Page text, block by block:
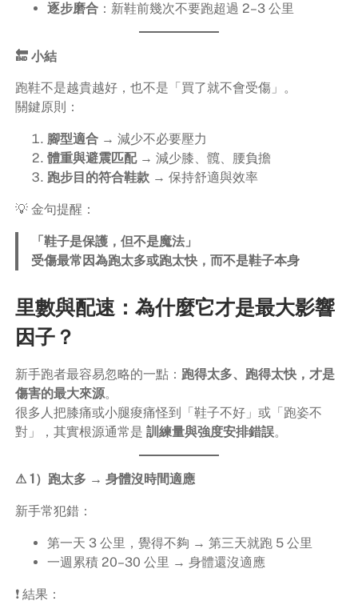
逐步磨合：新鞋前幾次不要跑超過 2–3 公里
🔚 小結
跑鞋不是越貴越好，也不是「買了就不會受傷」。
關鍵原則：
腳型適合→ 減少不必要壓力
體重與避震匹配→ 減少膝、髖、腰負擔
跑步目的符合鞋款→ 保持舒適與效率
💡 金句提醒：
「鞋子是保護，但不是魔法」
受傷最常因為跑太多或跑太快，而不是鞋子本身
里數與配速：為什麼它才是最大影響
因子？
新手跑者最容易忽略的一點： 跑得太多、跑得太快，才是
傷害的最大來源。
很多人把膝痛或小腿痠痛怪到「鞋子不好」或「跑姿不
對」，其實根源通常是 訓練量與強度安排錯誤。
⚠ 1）跑太多 → 身體沒時間適應
新手常犯錯：
第一天 3 公里，覺得不夠 → 第三天就跑 5 公里
一週累積 20–30 公里 → 身體還沒適應
❗ 結果：